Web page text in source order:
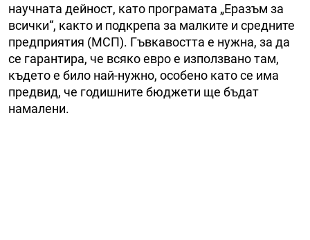
научната дейност, като програмата „Еразъм за
всички“, както и подкрепа за малките и средните
предприятия (МСП). Гъвкавостта е нужна, за да
се гарантира, че всяко евро е използвано там,
където е било най-нужно, особено като се има
предвид, че годишните бюджети ще бъдат
намалени.